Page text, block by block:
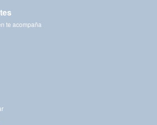
te acompaña